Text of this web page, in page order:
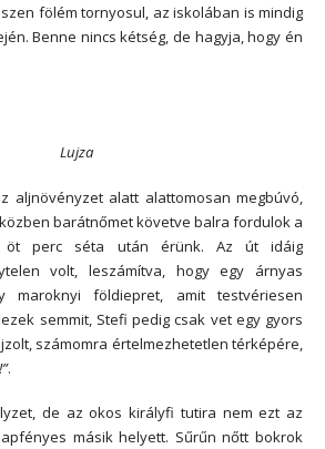
fölém tornyosul, az iskolában is mindig
Benne nincs kétség, de hagyja, hogy én
Lujza
aljnövényzet alatt alattomosan megbúvó,
barátnőmet követve balra fordulok a
öt perc séta után érünk. Az út idáig
volt, leszámítva, hogy egy árnyas
maroknyi földiepret, amit testvériesen
semmit, Stefi pedig csak vet egy gyors
számomra értelmezhetetlen térképére,
.
de az okos királyfi tutira nem ezt az
másik helyett. Sűrűn nőtt bokrok